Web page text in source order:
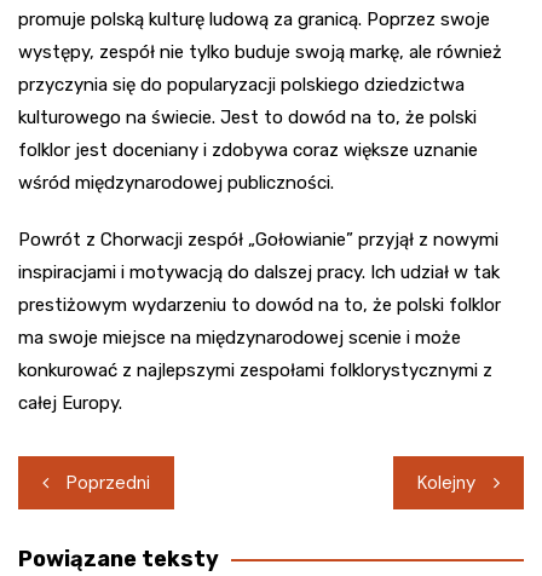
promuje polską kulturę ludową za granicą. Poprzez swoje
występy, zespół nie tylko buduje swoją markę, ale również
przyczynia się do popularyzacji polskiego dziedzictwa
kulturowego na świecie. Jest to dowód na to, że polski
folklor jest doceniany i zdobywa coraz większe uznanie
wśród międzynarodowej publiczności.
Powrót z Chorwacji zespół „Gołowianie” przyjął z nowymi
inspiracjami i motywacją do dalszej pracy. Ich udział w tak
prestiżowym wydarzeniu to dowód na to, że polski folklor
ma swoje miejsce na międzynarodowej scenie i może
konkurować z najlepszymi zespołami folklorystycznymi z
całej Europy.
Nawigacja
wpisu
Poprzedni Kolejny
Powiązane teksty